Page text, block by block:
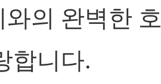
의 완벽한
합니다.